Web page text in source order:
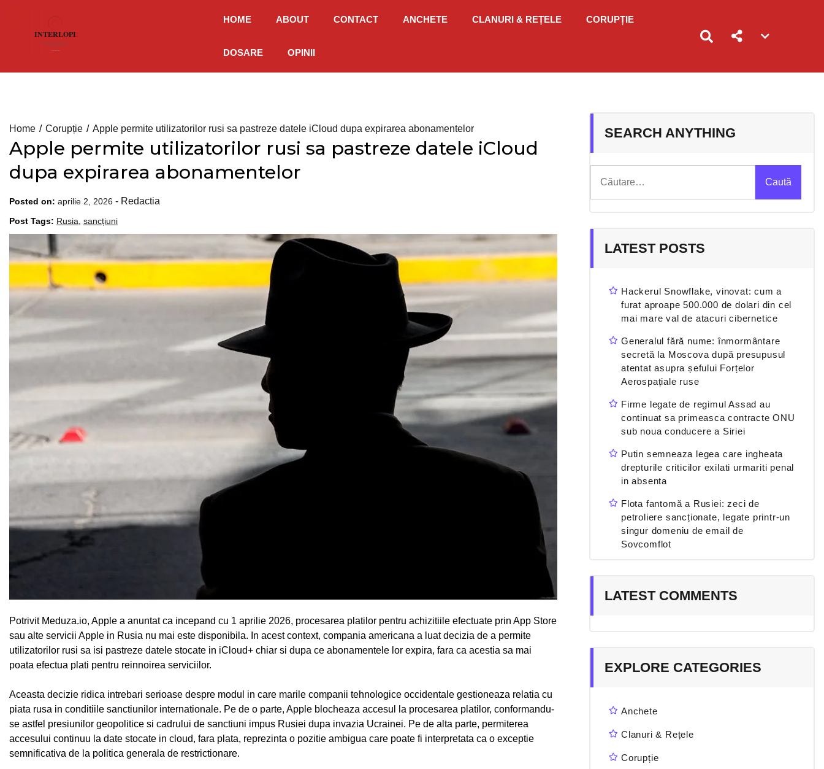
HOME ABOUT CONTACT ANCHETE CLANURI & REȚELE CORUPȚIE
DOSARE OPINII
toggle
Home Corupție Apple permite utilizatorilor rusi sa pastreze datele iCloud dupa expirarea abonamentelor
Apple permite utilizatorilor rusi sa pastreze datele iCloud
dupa expirarea abonamentelor
Posted on: aprilie 2, 2026 - Redactia
Post Tags: Rusia sancțiuni
Potrivit Meduza.io, Apple a anuntat ca incepand cu 1 aprilie 2026, procesarea platilor pentru achizitiile efectuate prin App Store
sau alte servicii Apple in Rusia nu mai este disponibila. In acest context, compania americana a luat decizia de a permite
utilizatorilor rusi sa isi pastreze datele stocate in iCloud+ chiar si dupa ce abonamentele lor expira, fara ca acestia sa mai
poata efectua plati pentru reinnoirea serviciilor.
Aceasta decizie ridica intrebari serioase despre modul in care marile companii tehnologice occidentale gestioneaza relatia cu
piata rusa in conditiile sanctiunilor internationale. Pe de o parte, Apple blocheaza accesul la procesarea platilor, conformandu-
se astfel presiunilor geopolitice si cadrului de sanctiuni impus Rusiei dupa invazia Ucrainei. Pe de alta parte, permiterea
accesului continuu la date stocate in cloud, fara plata, reprezinta o pozitie ambigua care poate fi interpretata ca o exceptie
semnificativa de la politica generala de restrictionare.
SEARCH ANYTHING
după:
LATEST POSTS
Hackerul Snowflake, vinovat: cum a
furat aproape 500.000 de dolari din cel
mai mare val de atacuri cibernetice
Generalul fără nume: înmormântare
secretă la Moscova după presupusul
atentat asupra șefului Forțelor
Aerospațiale ruse
Firme legate de regimul Assad au
continuat sa primeasca contracte ONU
sub noua conducere a Siriei
Putin semneaza legea care ingheata
drepturile criticilor exilati urmariti penal
in absenta
Flota fantomă a Rusiei: zeci de
petroliere sancționate, legate printr-un
singur domeniu de email de
Sovcomflot
LATEST COMMENTS
EXPLORE CATEGORIES
Anchete
Clanuri & Rețele
Corupție